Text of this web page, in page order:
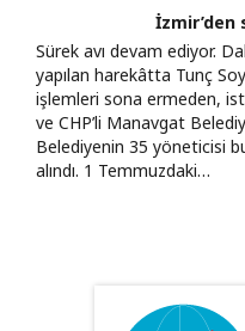
İzmir’den
Sürek avı devam ediyor.
yapılan harekâtta Tunç
işlemleri sona ermeden,
ve CHP’li Manavgat
Belediyenin 35 yöneticisi
alındı. 1 Temmuzdaki…